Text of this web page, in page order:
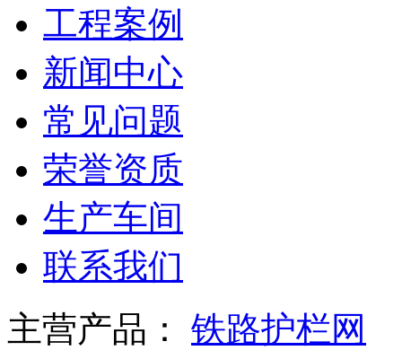
工程案例
新闻中心
常见问题
荣誉资质
生产车间
联系我们
主营产品： 铁路护栏网